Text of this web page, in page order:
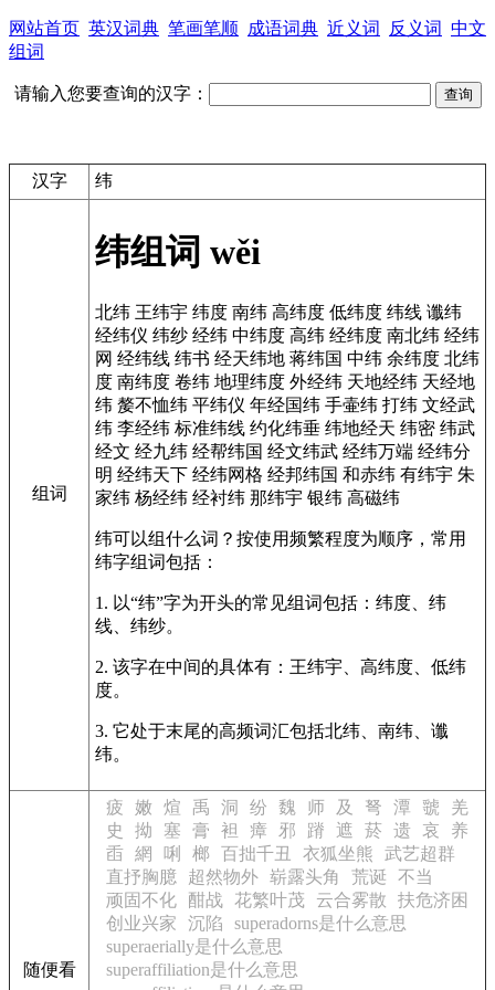
网站首页 英汉词典 笔画笔顺 成语词典 近义词 反义词 中文
组词
请输入您要查询的汉字：
汉字 纬
组词
纬组词 wěi
北纬 王纬宇 纬度 南纬 高纬度 低纬度 纬线 谶纬
经纬仪 纬纱 经纬 中纬度 高纬 经纬度 南北纬 经纬
网 经纬线 纬书 经天纬地 蒋纬国 中纬 余纬度 北纬
度 南纬度 卷纬 地理纬度 外经纬 天地经纬 天经地
纬 嫠不恤纬 平纬仪 年经国纬 手壷纬 打纬 文经武
纬 李经纬 标准纬线 约化纬垂 纬地经天 纬密 纬武
经文 经九纬 经帮纬国 经文纬武 经纬万端 经纬分
明 经纬天下 经纬网格 经邦纬国 和赤纬 有纬宇 朱
家纬 杨经纬 经衬纬 那纬宇 银纬 高磁纬
纬可以组什么词？按使用频繁程度为顺序，常用
纬字组词包括：
1. 以“纬”字为开头的常见组词包括：纬度、纬
线、纬纱。
2. 该字在中间的具体有：王纬宇、高纬度、低纬
度。
3. 它处于末尾的高频词汇包括北纬、南纬、谶
纬。
随便看
疲 嫩 煊 禹 洞 纷 魏 师 及 弩 潭 虢
羌
史
拗 塞 膏 袒 瘴 邪 蹐 遮 菸 遗 哀
养
臿 網 唎 榔 百拙千丑 衣狐坐熊
武艺超群
直抒胸臆
超然物外 崭露头角 荒诞
不当
顽固不化
酣战 花繁叶茂 云合雾散
扶危济困
创业兴家
沉陷
superadorns是什么意思
superaerially是什么意思
superaffiliation是什么意思